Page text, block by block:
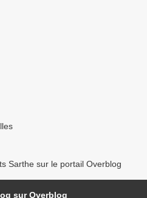
Sarthe sur le portail Overblog
sur Overblog